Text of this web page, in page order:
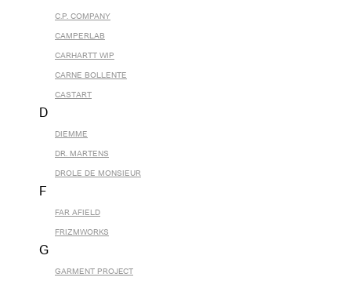
C.P. COMPANY
CAMPERLAB
CARHARTT WIP
CARNE BOLLENTE
CASTART
D
DIEMME
DR. MARTENS
DROLE DE MONSIEUR
F
FAR AFIELD
FRIZMWORKS
G
GARMENT PROJECT